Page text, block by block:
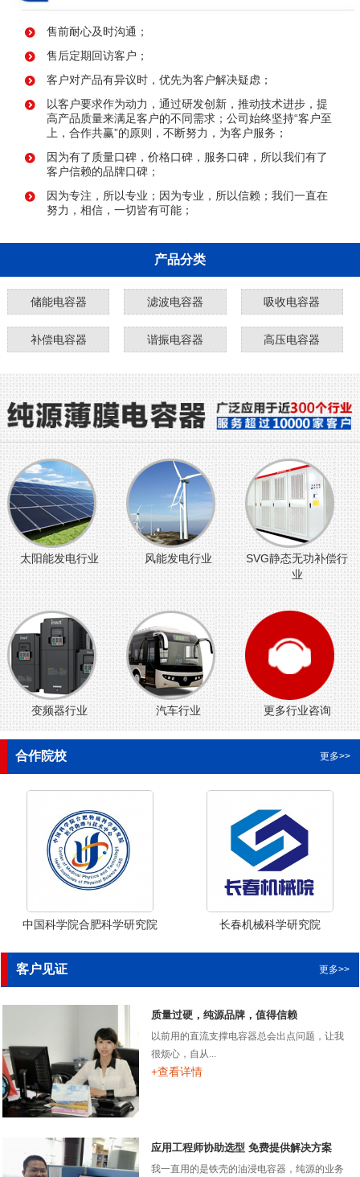
售前耐心及时沟通；
售后定期回访客户；
客户对产品有异议时，优先为客户解决疑虑；
以客户要求作为动力，通过研发创新，推动技术进步，提
高产品质量来满足客户的不同需求；公司始终坚持“客户至
上，合作共赢”的原则，不断努力，为客户服务；
因为有了质量口碑，价格口碑，服务口碑，所以我们有了
客户信赖的品牌口碑；
因为专注，所以专业；因为专业，所以信赖；我们一直在
努力，相信，一切皆有可能；
产品分类
储能电容器 滤波电容器 吸收电容器
补偿电容器 谐振电容器 高压电容器
太阳能发电行业 风能发电行业
SVG静态无功补偿行
业
变频器行业 汽车行业 更多行业咨询
合作院校 更多>>
中国科学院合肥科学研究院 长春机械科学研究院
客户见证 更多>>
质量过硬，纯源品牌，值得信赖
以前用的直流支撑电容器总会出点问题，让我
很烦心，自从...
+查看详情
应用工程师协助选型 免费提供解决方案
我一直用的是铁壳的油浸电容器，纯源的业务